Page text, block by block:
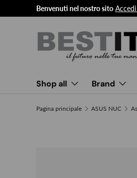
Passa ai contenuti
Benvenuti nel nostro sito Accedi
Shop all Brand
Pagina principale ASUS NUC